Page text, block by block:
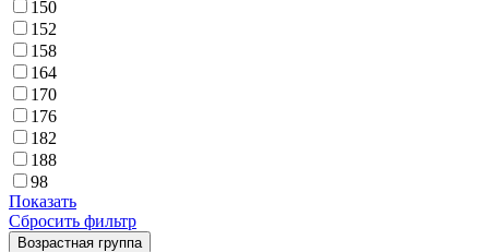
150
152
158
164
170
176
182
188
98
Показать
Сбросить фильтр
Возрастная группа